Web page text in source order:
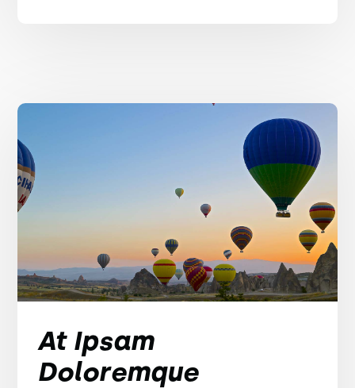
At Ipsam
Doloremque